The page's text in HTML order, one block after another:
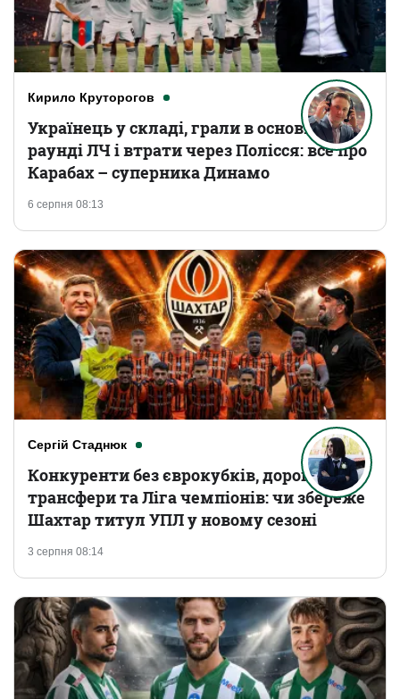
Кирило Круторогов
6 серпня 08:13
Українець у складі, грали в основному
раунді ЛЧ і втрати через Полісся: все про
Карабах – суперника Динамо
Сергій Стаднюк
3 серпня 08:14
Конкуренти без єврокубків, дорогі
трансфери та Ліга чемпіонів: чи збереже
Шахтар титул УПЛ у новому сезоні